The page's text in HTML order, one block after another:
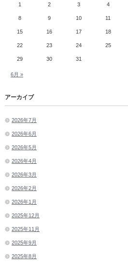
1 2 3 4
8 9 10 11
15 16 17 18
22 23 24 25
29 30 31
6月 »
アーカイブ
2026年7月
2026年6月
2026年5月
2026年4月
2026年3月
2026年2月
2026年1月
2025年12月
2025年11月
2025年9月
2025年8月